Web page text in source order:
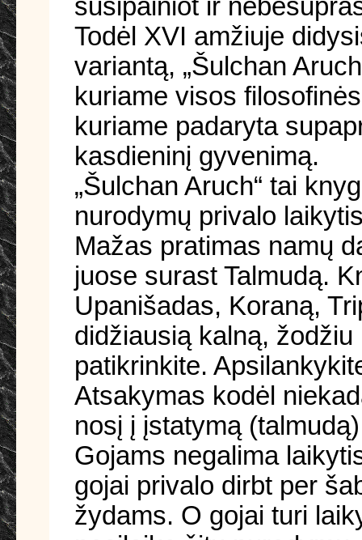
susipainiot ir
Todėl XVI amžiuje
variantą, „Šulchan
kuriame visos
kuriame padaryta
kasdieninį gyvenimą.
„Šulchan Aruch“ tai
nurodymų privalo
Mažas pratimas namų
juose surast Talmudą.
Upanišadas, Koraną,
didžiausią kalną,
patikrinkite.
Atsakymas kodėl
nosį į įstatymą
Gojams negalima
gojai privalo dirbt per
žydams. O gojai turi